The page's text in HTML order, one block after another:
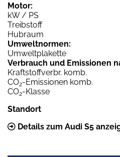
Motor:
kW / PS
Treibstoff
Hubraum
Umweltnormen:
Umweltplakette
Verbrauch und Emissionen
Kraftstoffverbr. komb.
CO2-Emissionen komb.
CO2-Klasse
Standort
Details zum Audi S5